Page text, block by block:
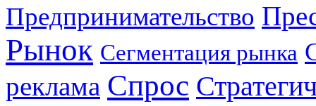
Предпринимательство
Рынок Сегментация рынка
реклама Спрос